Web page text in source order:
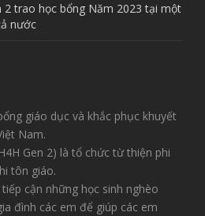
2 trao học bổng Năm 2023 tại một
nước
giáo dục và khắc phục khuyết
Nam.
Gen 2) là tổ chức từ thiện phi
tôn giáo.
cận những học sinh nghèo
đình các em để giúp các em